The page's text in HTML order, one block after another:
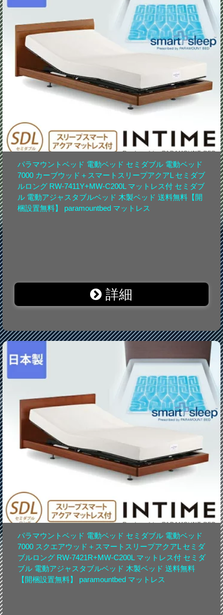
パラマウントベッド 電動ベッド セミダブル 電動ベッド
7000 カーブウッド＋スマートスリープアクアL セミダブ
ルロング RW-7411Y+MW-C200L マットレス付 セミダブ
ル 電動アジャスタブルベッド 木製ベッド 送料無料【開
梱設置無料】 paramountbed マットレス
詳細
パラマウントベッド 電動ベッド セミダブル 電動ベッド
7000 スクエアウッド＋スマートスリープアクアL セミダ
ブルロング RW-7421R+MW-C200L マットレス付 セミダ
ブル 電動アジャスタブルベッド 木製ベッド 送料無料
【開梱設置無料】 paramountbed マットレス